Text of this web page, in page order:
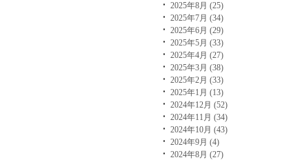
2025年8月 (25)
2025年7月 (34)
2025年6月 (29)
2025年5月 (33)
2025年4月 (27)
2025年3月 (38)
2025年2月 (33)
2025年1月 (13)
2024年12月 (52)
2024年11月 (34)
2024年10月 (43)
2024年9月 (4)
2024年8月 (27)